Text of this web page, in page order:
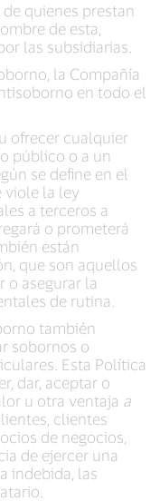
quienes prestan
de esta,
las subsidiarias.
la Compañía
en todo el
ofrecer cualquier
público o a un
se define en el
viole la ley
a terceros a
o prometerá
están
que son aquellos
o asegurar la
de rutina.
también
sobornos o
Esta Política
dar, aceptar o
u otra ventaja a
clientes
de negocios,
de ejercer una
indebida, las